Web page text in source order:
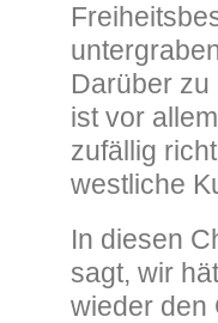
Darüber
ist vor
zufällig
westliche
In diesen
sagt, wir
wieder den